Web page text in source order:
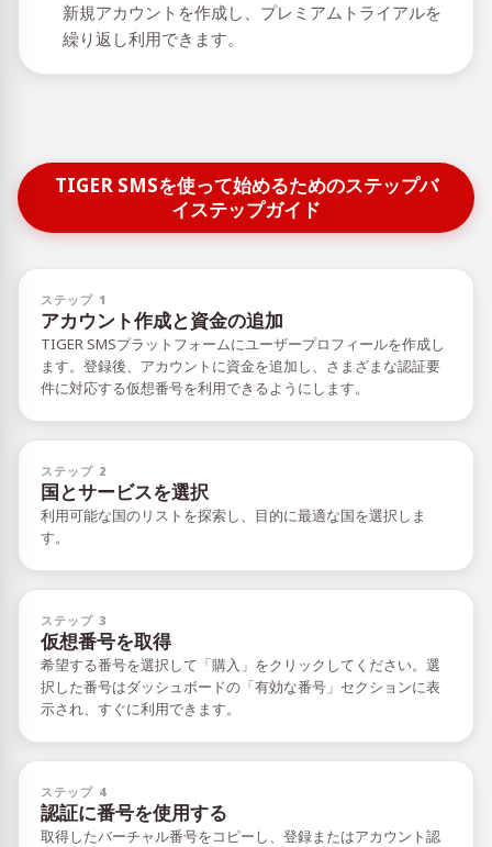
新規アカウントを作成し、プレミアムトライアルを
繰り返し利用できます。
TIGER SMSを使って始めるためのステップバ
イステップガイド
ステップ 1
アカウント作成と資金の追加
TIGER SMSプラットフォームにユーザープロフィールを作成し
ます。登録後、アカウントに資金を追加し、さまざまな認証要
件に対応する仮想番号を利用できるようにします。
ステップ 2
国とサービスを選択
利用可能な国のリストを探索し、目的に最適な国を選択しま
す。
ステップ 3
仮想番号を取得
希望する番号を選択して「購入」をクリックしてください。選
択した番号はダッシュボードの「有効な番号」セクションに表
示され、すぐに利用できます。
ステップ 4
認証に番号を使用する
取得したバーチャル番号をコピーし、登録またはアカウント認